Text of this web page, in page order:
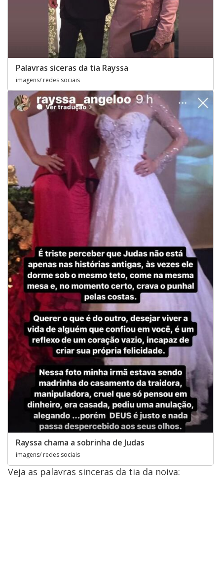
Palavras siceras da tia Rayssa
imagens/ redes sociais
Rayssa chama a sobrinha de Judas
imagens/ redes sociais
Veja as palavras sinceras da tia da noiva: